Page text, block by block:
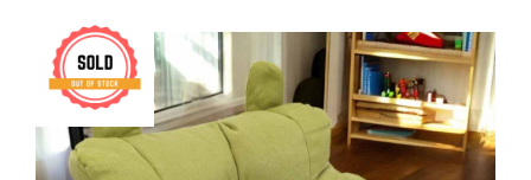
מיטות לכלבים
ריהוט גן
פינות ישיבה